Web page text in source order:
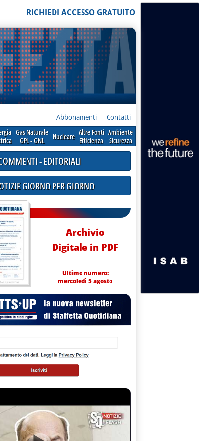
RICHIEDI ACCESSO GRATUITO
Abbonamenti Contatti
Gas Naturale
GPL - GNL
Nucleare Altre Fonti
Efficienza
Ambiente
Sicurezza
alle 16.1.
- EDITORIALI
GIORNO PER GIORNO
Archivio
Digitale in PDF
Ultimo numero:
mercoledì 5 agosto